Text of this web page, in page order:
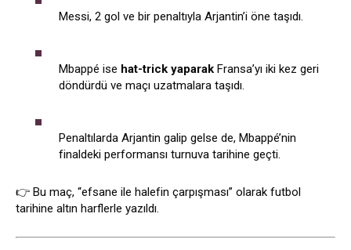
Messi, 2 gol ve bir penaltıyla Arjantin’i öne taşıdı.
Mbappé ise hat-trick yaparak Fransa’yı iki kez geri
döndürdü ve maçı uzatmalara taşıdı.
Penaltılarda Arjantin galip gelse de, Mbappé’nin
finaldeki performansı turnuva tarihine geçti.
👉 Bu maç, “efsane ile halefin çarpışması” olarak futbol
tarihine altın harflerle yazıldı.